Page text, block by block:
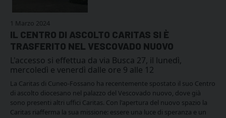
1 Marzo 2024
IL CENTRO DI ASCOLTO CARITAS SI È
TRASFERITO NEL VESCOVADO NUOVO
L'accesso si effettua da via Busca 27, il lunedì,
mercoledì e venerdì dalle ore 9 alle 12
La Caritas di Cuneo-Fossano ha recentemente spostato il suo Centro
di ascolto diocesano nel palazzo del Vescovado nuovo, dove già
sono presenti altri uffici Caritas. Con l'apertura del nuovo spazio la
Caritas riafferma la sua missione: essere una luce di speranza e un